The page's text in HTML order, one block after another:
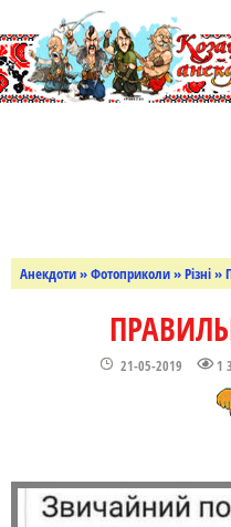
Анекдоти»Фотоприколи»Різні»
21-05-2019 1